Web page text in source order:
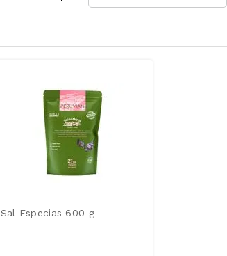
Sal Especias 600 g